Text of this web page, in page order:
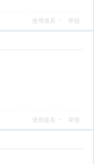
使用道具 举报
使用道具 举报